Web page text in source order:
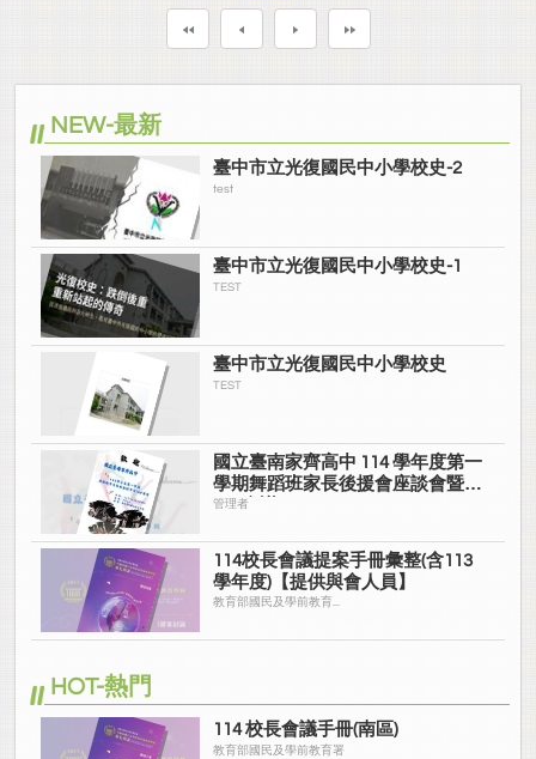
NEW-最新
臺中市立光復國民中小學校史-2
test
臺中市立光復國民中小學校史-1
TEST
臺中市立光復國民中小學校史
TEST
國立臺南家齊高中 114 學年度第一
學期舞蹈班家長後援會座談會暨
IGP會議
管理者
114校長會議提案手冊彙整(含113
學年度)【提供與會人員】
教育部國民及學前教育...
HOT-熱門
114 校長會議手冊(南區)
教育部國民及學前教育署